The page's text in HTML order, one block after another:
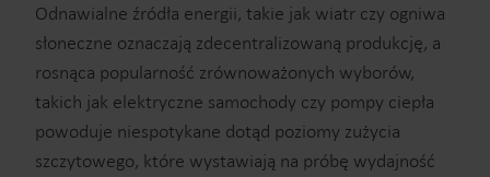
Odnawialne źródła energii, takie jak wiatr czy ogniwa
słoneczne oznaczają zdecentralizowaną produkcję, a
rosnąca popularność zrównoważonych wyborów,
takich jak elektryczne samochody czy pompy ciepła
powoduje niespotykane dotąd poziomy zużycia
szczytowego, które wystawiają na próbę wydajność